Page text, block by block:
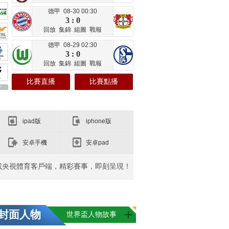
德甲 08-30 00:30
3 : 0
回放 集錦 組圖 戰報
德甲 08-29 02:30
3 : 0
回放 集錦 組圖 戰報
比賽直播 比賽點播
ipad版 iphone版
安卓手機 安卓pad
央視體育客戶端，精彩賽事，即刻呈現！
面人物 世界盃人物故事